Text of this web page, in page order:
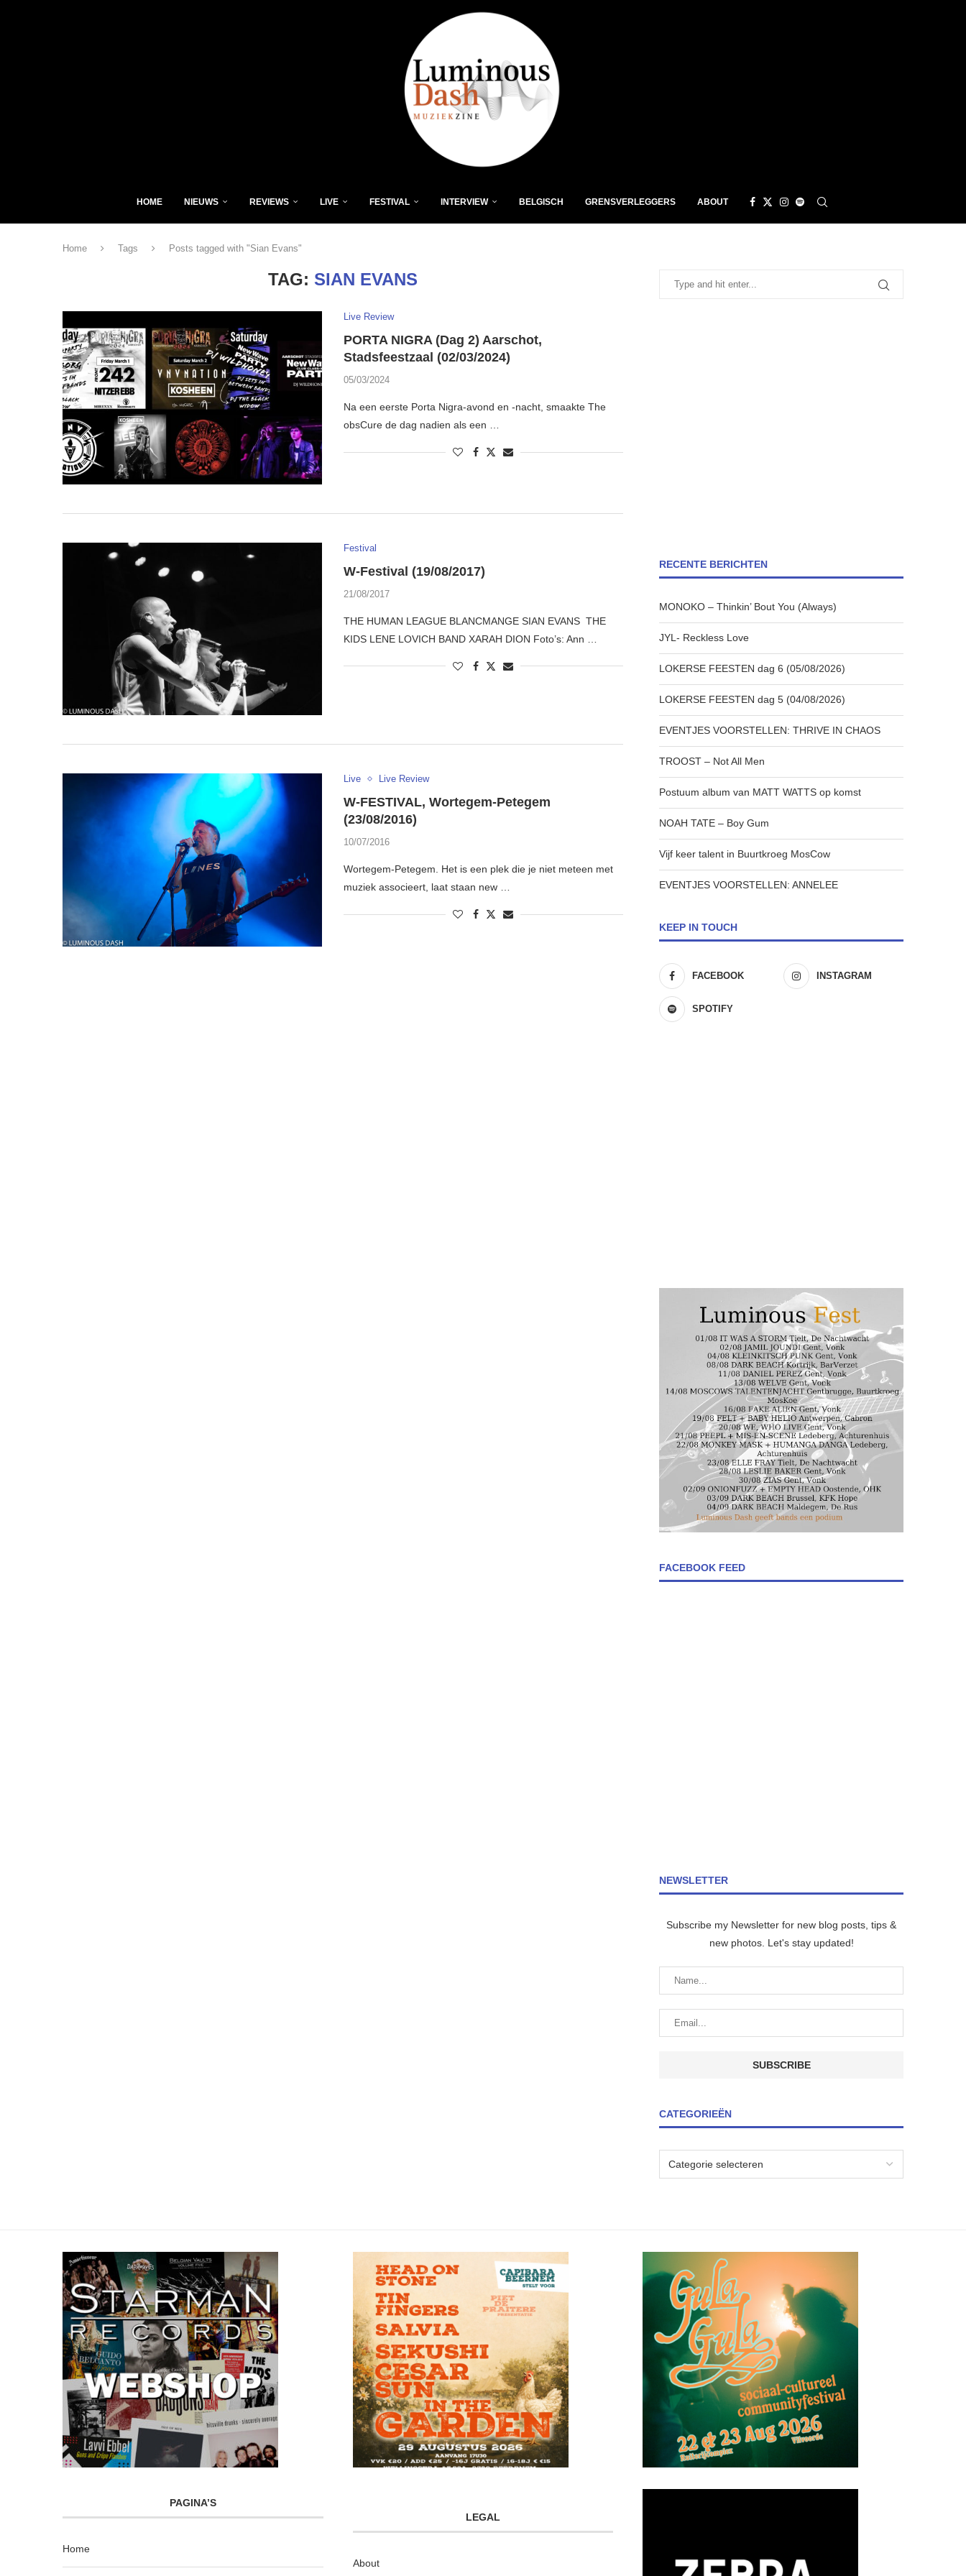
HOME NIEUWS REVIEWS LIVE FESTIVAL INTERVIEW BELGISCH GRENSVERLEGGERS ABOUT
Home Tags Posts tagged with "Sian Evans"
TAG: SIAN EVANS
Live Review
PORTA NIGRA (Dag 2) Aarschot,
Stadsfeestzaal (02/03/2024)
05/03/2024
Na een eerste Porta Nigra-avond en -nacht, smaakte The
obsCure de dag nadien als een …
Festival
W-Festival (19/08/2017)
21/08/2017
THE HUMAN LEAGUE BLANCMANGE SIAN EVANS THE
KIDS LENE LOVICH BAND XARAH DION Foto’s: Ann …
Live Live Review
W-FESTIVAL, Wortegem-Petegem
(23/08/2016)
10/07/2016
Wortegem-Petegem. Het is een plek die je niet meteen met
muziek associeert, laat staan new …
RECENTE BERICHTEN
MONOKO – Thinkin’ Bout You (Always)
JYL- Reckless Love
LOKERSE FEESTEN dag 6 (05/08/2026)
LOKERSE FEESTEN dag 5 (04/08/2026)
EVENTJES VOORSTELLEN: THRIVE IN CHAOS
TROOST – Not All Men
Postuum album van MATT WATTS op komst
NOAH TATE – Boy Gum
Vijf keer talent in Buurtkroeg MosCow
EVENTJES VOORSTELLEN: ANNELEE
KEEP IN TOUCH
FACEBOOK INSTAGRAM
SPOTIFY
FACEBOOK FEED
NEWSLETTER
Subscribe my Newsletter for new blog posts, tips &
new photos. Let's stay updated!
CATEGORIEËN
PAGINA’S
Home
LEGAL
About